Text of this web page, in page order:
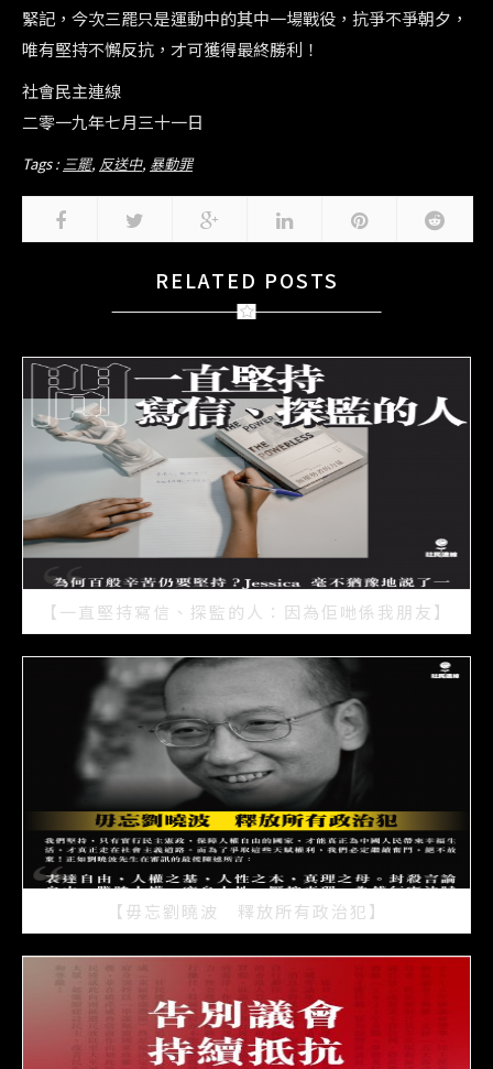
緊記，今次三罷只是運動中的其中一場戰役，抗爭不爭朝夕，
唯有堅持不懈反抗，才可獲得最終勝利！
社會民主連線
二零一九年七月三十一日
Tags : 三罷, 反送中, 暴動罪
RELATED POSTS
【一直堅持寫信、探監的人：因為佢哋係我朋友】
2021/07/15
【毋忘劉曉波 釋放所有政治犯】